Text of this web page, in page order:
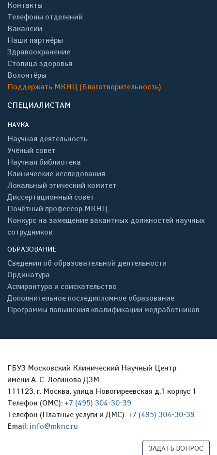
Контакты
Телефоны отделений
Вакансии
Наши партнёры
Здравоохранение
Столица здоровья
Волонтёры
Поддержать МКНЦ (Благотворительность)
СПЕЦИАЛИСТАМ
НАУКА
Научная деятельность
Учёный совет
Научная библиотека
Клинические исследования
Локальный этический комитет
Диссертационный совет
Почётный профессор МКНЦ
Конкурс на замещение вакантных должностей научных
сотрудников
ОБРАЗОВАНИЕ
Сведения об образовательной деятельности
Ординатура
Аспирантура и соискательство
Дополнительное последипломное образование
Программы повышения квалификации медработников
ГБУЗ Московский Клинический Научный Центр
имени А. С. Логинова ДЗМ
111123, г. Москва, улица Новогиреевская д.1 корпус 1
Телефон (ОМС): +7 (495) 304-30-39
Телефон (Платные услуги и ДМС): +7 (495) 304-30-39
Email: info@mknc.ru
ЗАДАТЬ ВОПРОС